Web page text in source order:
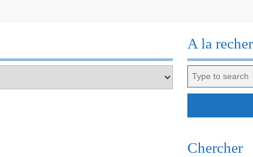
A la
for:
Chercher